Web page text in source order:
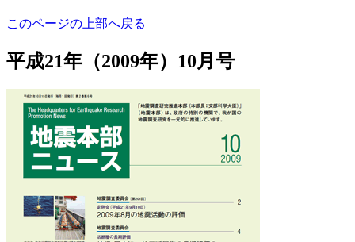
このページの上部へ戻る
平成21年（2009年）10月号